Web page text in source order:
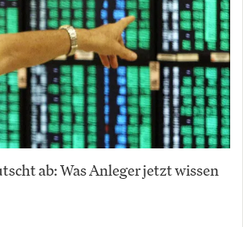
ab: Was Anleger jetzt wissen